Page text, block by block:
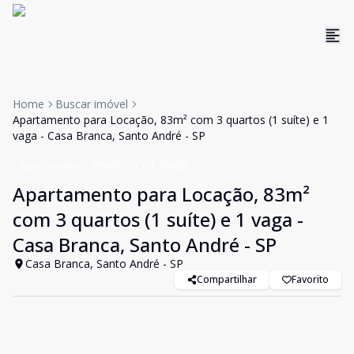
Home
Buscar imóvel
Apartamento para Locação, 83m² com 3 quartos (1 suíte) e 1
vaga - Casa Branca, Santo André - SP
Apartamento para Locação, 83m²
com 3 quartos (1 suíte) e 1 vaga -
Casa Branca, Santo André - SP
Casa Branca, Santo André - SP
Compartilhar Favorito